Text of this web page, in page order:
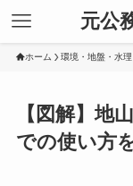
元公
ホーム 環境・地盤・水理
【図解】地
での使い方